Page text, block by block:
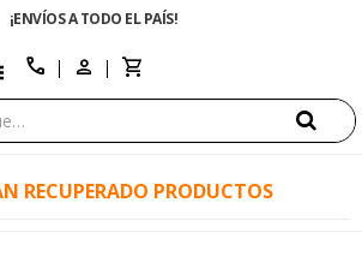
¡ENVÍOS A TODO EL PAÍS!
call
RECUPERADO PRODUCTOS